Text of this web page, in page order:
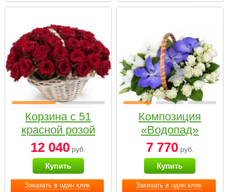
Заказать в один клик
Корзина с 51
красной розой
12 040 руб.
Купить
Заказать в один клик
Композиция
«Водопад»
7 770руб.
Купить